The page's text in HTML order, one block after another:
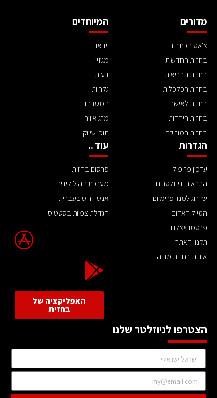
מדורים
צ'אט הכתבים
בחזית החדשות
בחזית הבריאות
בחזית הכלכלית
בחזית לאישה
בחזית היהדות
בחזית המוזיקה
המיוחדים
וידאו
מגזין
דעות
גלריות
המטבחון
מזג אוויר
תוכן שיווקי
הגדרות
עדכון פרופיל
התראות וניוזלטרים
שדרוג למנוי פרימיום
המייל האדום
פרסמו אצלנו
תקנון האתר
אודות בחזית מדיה
עוד ..
פרסום בחזית
מערכת ניהול לידים
אנטי וירוס בעברית
הגדלת צפיות בסטטוס
האפליקציה של
בחזית
הצטרפו לניוזלטר שלנו